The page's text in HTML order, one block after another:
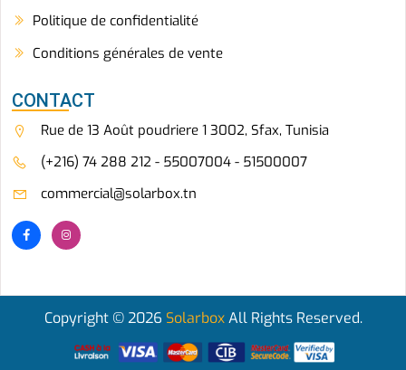
Politique de confidentialité
Conditions générales de vente
CONTACT
Rue de 13 Août poudriere 1 3002, Sfax, Tunisia
(+216) 74 288 212 - 55007004 - 51500007
commercial@solarbox.tn
Copyright © 2026 SolarboxAll Rights Reserved.